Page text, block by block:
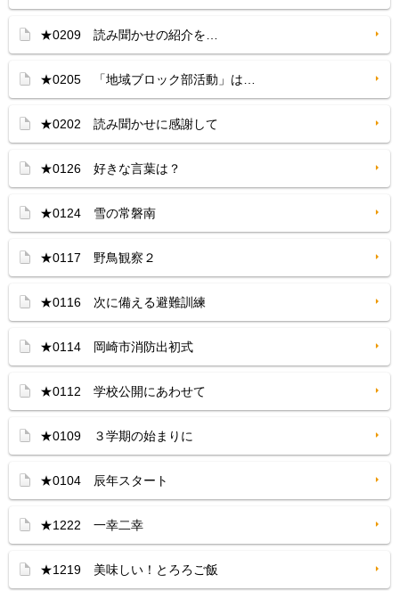
★0209 読み聞かせの紹介を…
★0205 「地域ブロック部活動」は…
★0202 読み聞かせに感謝して
★0126 好きな言葉は？
★0124 雪の常磐南
★0117 野鳥観察２
★0116 次に備える避難訓練
★0114 岡崎市消防出初式
★0112 学校公開にあわせて
★0109 ３学期の始まりに
★0104 辰年スタート
★1222 一幸二幸
★1219 美味しい！とろろご飯